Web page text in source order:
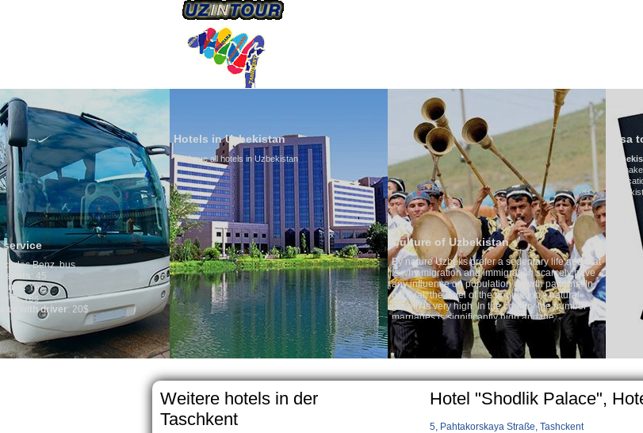
Hotels in Uzbekistan
We have all hotels in Uzbekistan
Culture of Uzbekistan
By nature Uzbeks prefer a sedentary life and that
is why migration and immigration scarcely have
any influence on population growth patterns. In
general, the level of the population's natural
growth is very high. In the country the number of
marriages is significantly high and the
percentage of divorce cases is one of the lowest
in the world. According to Uzbek tradition, the
family is regarded as something quite sacred.
The usual Uzbek family, particularly in villages, is
rather big. On the average, the Uzbek family has
5-6 children.
Visa to Uzbekistan
Uzbekistan Visa application form:
To make you more convenient, we have
application forms of the Embassies of the
Uzbekistan in countries
Weitere hotels in der
Taschkent
Hotel "Shodlik Palace",
5, Pahtakorskaya Straße, Tashckent